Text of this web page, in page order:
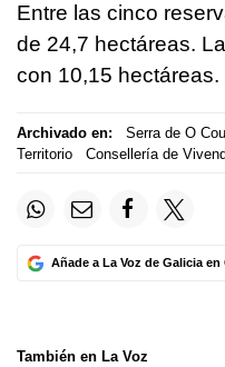
Entre las cinco
de 24,7 hectáreas.
con 10,15 hectáreas.
Archivado en: Serra de O
Territorio
Consellería de
Añade a La Voz de Galicia en
También en La Voz